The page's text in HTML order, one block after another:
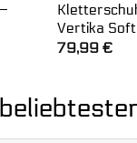
Vertika
79,99€